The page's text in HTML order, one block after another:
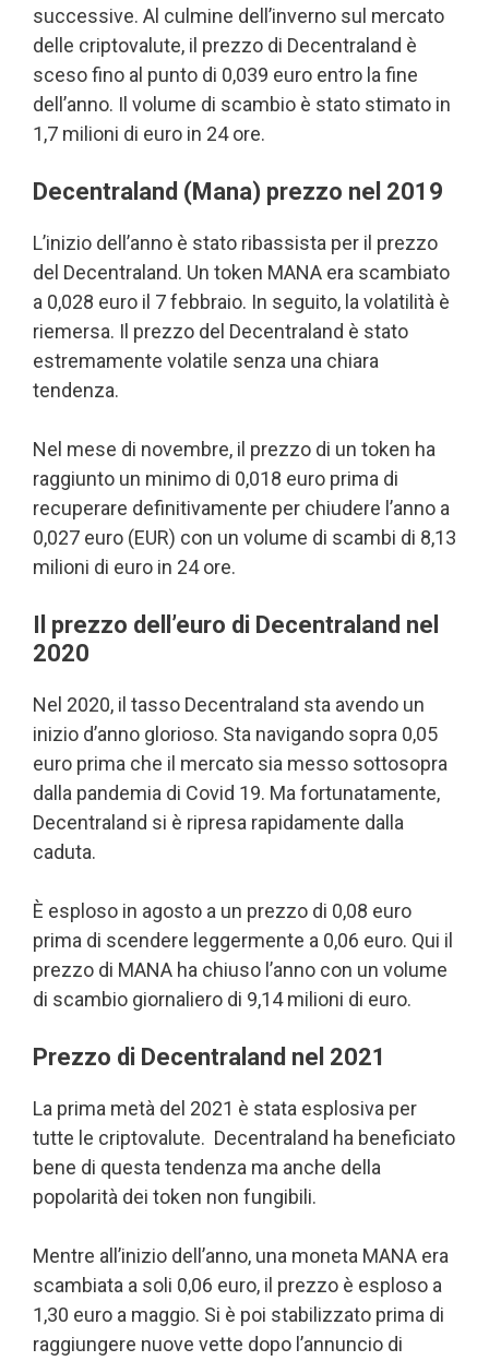
successive. Al culmine dell’inverno sul mercato
delle criptovalute, il prezzo di Decentraland è
sceso fino al punto di 0,039 euro entro la fine
dell’anno. Il volume di scambio è stato stimato in
1,7 milioni di euro in 24 ore.
Decentraland (Mana) prezzo nel 2019
L’inizio dell’anno è stato ribassista per il prezzo
del Decentraland. Un token MANA era scambiato
a 0,028 euro il 7 febbraio. In seguito, la volatilità è
riemersa. Il prezzo del Decentraland è stato
estremamente volatile senza una chiara
tendenza.
Nel mese di novembre, il prezzo di un token ha
raggiunto un minimo di 0,018 euro prima di
recuperare definitivamente per chiudere l’anno a
0,027 euro (EUR) con un volume di scambi di 8,13
milioni di euro in 24 ore.
Il prezzo dell’euro di Decentraland nel
2020
Nel 2020, il tasso Decentraland sta avendo un
inizio d’anno glorioso. Sta navigando sopra 0,05
euro prima che il mercato sia messo sottosopra
dalla pandemia di Covid 19. Ma fortunatamente,
Decentraland si è ripresa rapidamente dalla
caduta.
È esploso in agosto a un prezzo di 0,08 euro
prima di scendere leggermente a 0,06 euro. Qui il
prezzo di MANA ha chiuso l’anno con un volume
di scambio giornaliero di 9,14 milioni di euro.
Prezzo di Decentraland nel 2021
La prima metà del 2021 è stata esplosiva per
tutte le criptovalute. Decentraland ha beneficiato
bene di questa tendenza ma anche della
popolarità dei token non fungibili.
Mentre all’inizio dell’anno, una moneta MANA era
scambiata a soli 0,06 euro, il prezzo è esploso a
1,30 euro a maggio. Si è poi stabilizzato prima di
raggiungere nuove vette dopo l’annuncio di